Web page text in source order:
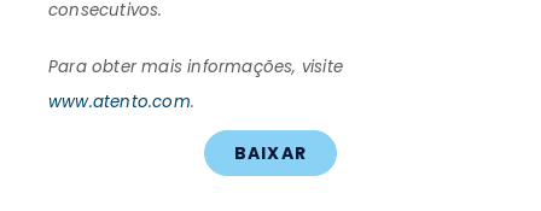
consecutivos.
Para obter mais informações, visite
www.atento.com.
BAIXAR